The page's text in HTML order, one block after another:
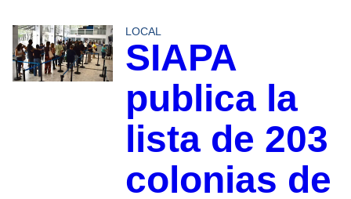
LOCAL
SIAPA
publica la
lista de 203
colonias de